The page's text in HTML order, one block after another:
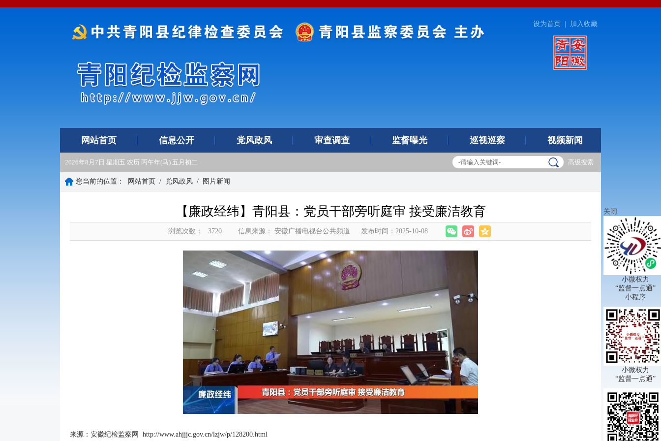
设为首页 加入收藏
网站首页 信息公开 党风政风 审查调查 监督曝光 巡视巡察 视频新闻
2026年8月7日 星期五 农历 丙午年(马) 五月初二 高级搜索
您当前的位置： 网站首页 / 党风政风 / 图片新闻
【廉政经纬】青阳县：党员干部旁听庭审 接受廉洁教育
浏览次数： 3720 信息来源： 安徽广播电视台公共频道 发布时间：2025-10-08
来源：安徽纪检监察网 http://www.ahjjjc.gov.cn/lzjw/p/128200.html
关闭
小微权力
“监督一点通”
小程序
小微权力
“监督一点通”